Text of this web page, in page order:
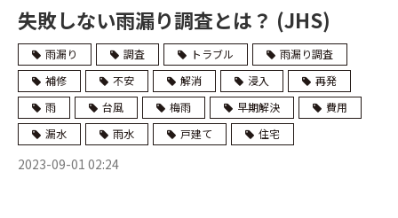
失敗しない雨漏り調査とは？ (JHS)
雨漏り 調査 トラブル
雨漏り調査
補修
不安 解消 浸入
再発
雨
台風 梅雨 早期解決
費用
漏水
雨水 戸建て 住宅
2023-09-01 02:24